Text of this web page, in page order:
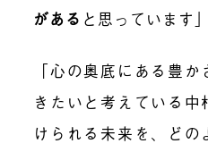
がある と思っています
「心の奥底にある豊
きたいと考えている
けられる未来を、どの